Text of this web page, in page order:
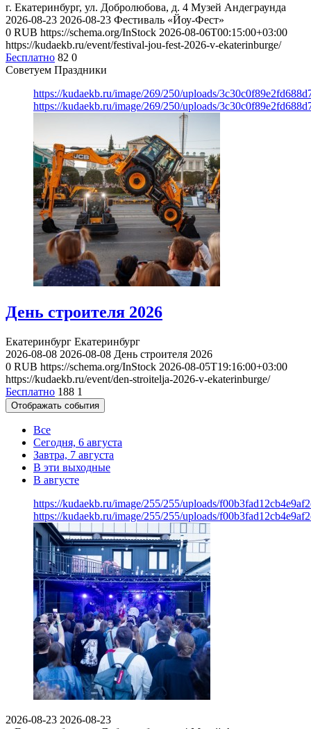
г. Екатеринбург, ул. Добролюбова, д. 4 Музей Андеграунда
2026-08-23 2026-08-23 Фестиваль «Йоу-Фест»
0 RUB https://schema.org/InStock 2026-08-06T00:15:00+03:00
https://kudaekb.ru/event/festival-jou-fest-2026-v-ekaterinburge/
Бесплатно 82 0
Советуем Праздники
https://kudaekb.ru/image/269/250/uploads/
https://kudaekb.ru/image/269/250/uploads/
День строителя 2026
Екатеринбург Екатеринбург
2026-08-08 2026-08-08 День строителя 2026
0 RUB https://schema.org/InStock 2026-08-05T19:16:00+03:00
https://kudaekb.ru/event/den-stroitelja-2026-v-ekaterinburge/
Бесплатно 188 1
Отображать события
Все
Сегодня, 6 августа
Завтра, 7 августа
В эти выходные
В августе
https://kudaekb.ru/image/255/255/uploads/
https://kudaekb.ru/image/255/255/uploads/
2026-08-23 2026-08-23